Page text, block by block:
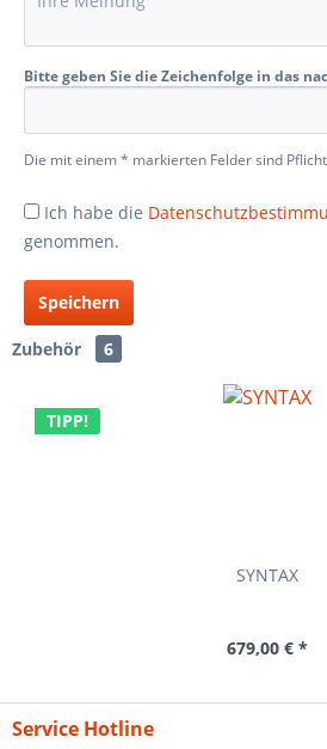
Bitte geben Sie die Zeichenfolge in das
Die mit einem * markierten Felder sind
Ich habe die
genommen.
Speichern
Zubehör 6
TIPP!
SYNTAX
679,00 € *
Service Hotline